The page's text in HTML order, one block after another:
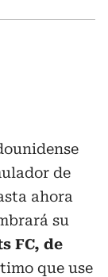
de
ahora
su
FC, de
que use